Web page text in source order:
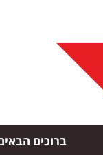
ברוכים